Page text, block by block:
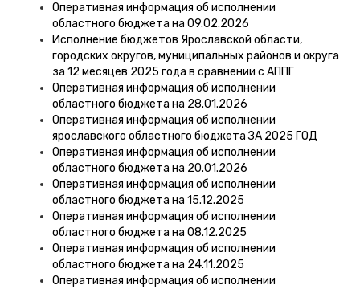
Оперативная информация об исполнении
областного бюджета на 09.02.2026
Исполнение бюджетов Ярославской области,
городских округов, муниципальных районов и округа
за 12 месяцев 2025 года в сравнении с АППГ
Оперативная информация об исполнении
областного бюджета на 28.01.2026
Оперативная информация об исполнении
ярославского областного бюджета ЗА 2025 ГОД
Оперативная информация об исполнении
областного бюджета на 20.01.2026
Оперативная информация об исполнении
областного бюджета на 15.12.2025
Оперативная информация об исполнении
областного бюджета на 08.12.2025
Оперативная информация об исполнении
областного бюджета на 24.11.2025
Оперативная информация об исполнении